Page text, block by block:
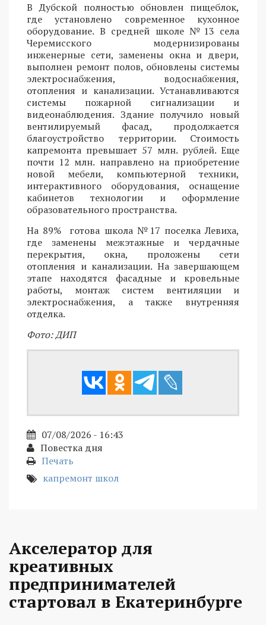
В Дубской полностью обновлен пищеблок,
где установлено современное кухонное
оборудование. В средней школе №13 села
Черемисского модернизированы
инженерные сети, заменены окна и двери,
выполнен ремонт полов, обновлены системы
электроснабжения, водоснабжения,
отопления и канализации. Устанавливаются
системы пожарной сигнализации и
видеонаблюдения. Здание получило новый
вентилируемый фасад, продолжается
благоустройство территории. Стоимость
капремонта превышает 57 млн. рублей. Еще
почти 12 млн. направлено на приобретение
новой мебели, компьютерной техники,
интерактивного оборудования, оснащение
кабинетов технологии и оформление
образовательного пространства.
На 89% готова школа №17 поселка Левиха,
где заменены межэтажные и чердачные
перекрытия, окна, проложены сети
отопления и канализации. На завершающем
этапе находятся фасадные и кровельные
работы, монтаж систем вентиляции и
электроснабжения, а также внутренняя
отделка.
Фото: ДИП
07/08/2026 - 16:43
Повестка дня
Печать
капремонт школ
Акселератор для
креативных
предпринимателей
стартовал в Екатеринбурге